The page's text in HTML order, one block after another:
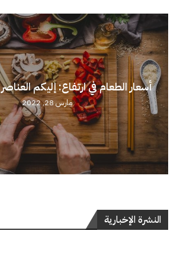
أسعار الطعام في ارتفاع: إليكم
مارس 28, 2022
النشرة الإخبارية